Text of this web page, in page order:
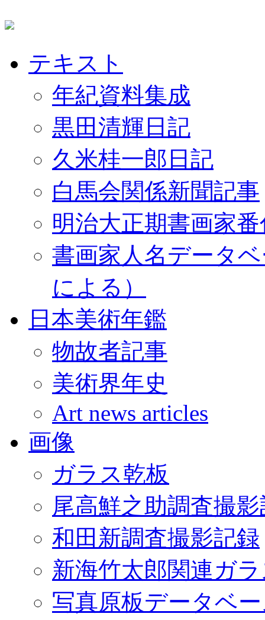
テキスト
年紀資料集成
黒田清輝日記
久米桂一郎日記
白馬会関係新聞記事
明治大正期書画家
書画家人名データ
による）
日本美術年鑑
物故者記事
美術界年史
Art news articles
画像
ガラス乾板
尾高鮮之助調査撮
和田新調査撮影記録
新海竹太郎関連ガ
写真原板データベ